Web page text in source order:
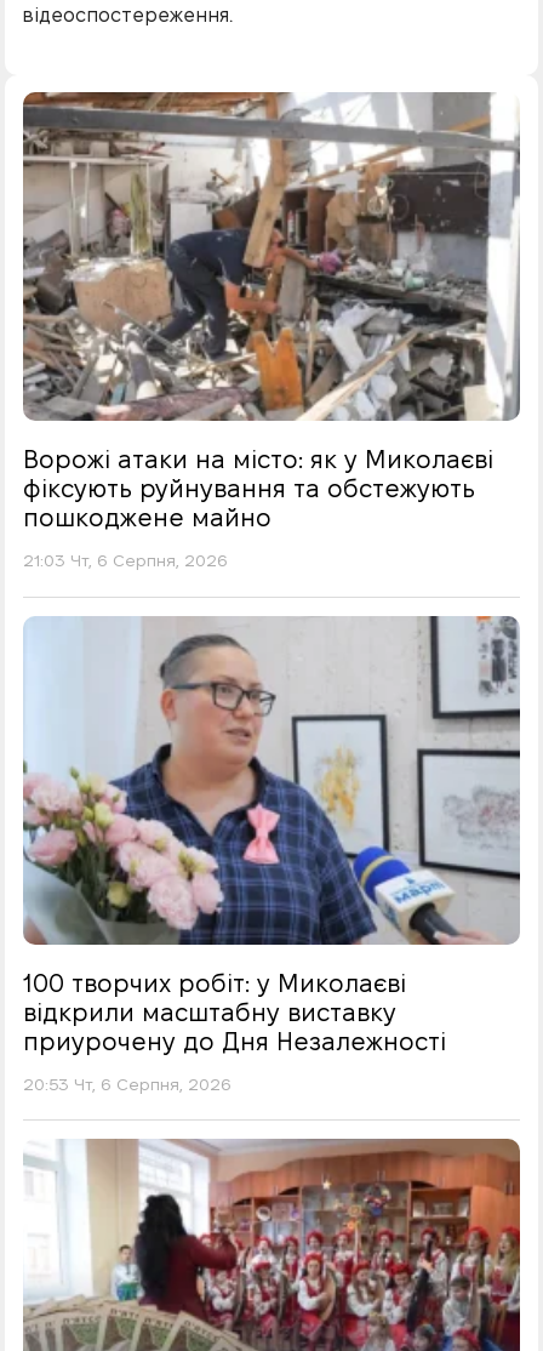
відеоспостереження.
Ворожі атаки на місто: як у Миколаєві
фіксують руйнування та обстежують
пошкоджене майно
21:03 Чт, 6 Серпня, 2026
100 творчих робіт: у Миколаєві
відкрили масштабну виставку
приурочену до Дня Незалежності
20:53 Чт, 6 Серпня, 2026